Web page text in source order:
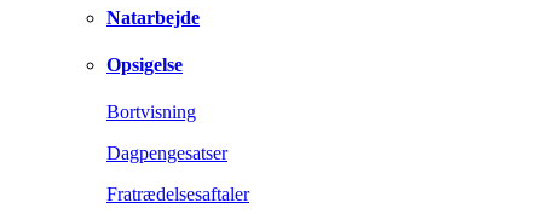
Natarbejde
Opsigelse
Bortvisning
Dagpengesatser
Fratrædelsesaftaler